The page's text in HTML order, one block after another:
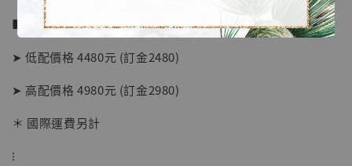
■ 販售資訊：
➤ 低配價格 4480元 (訂金2480)
➤ 高配價格 4980元 (訂金2980)
＊ 國際運費另計
⁝